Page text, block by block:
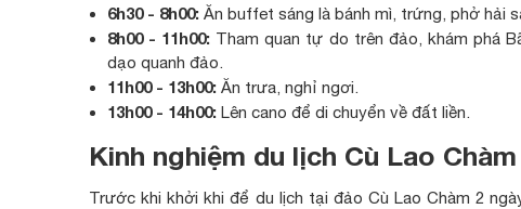
6h30 - 8h00: Ăn buffet sáng là bánh mì, trứng, phở hải
8h00 - 11h00: Tham quan tự do trên đảo, khám phá
dạo quanh đảo.
11h00 - 13h00: Ăn trưa, nghỉ ngơi.
13h00 - 14h00: Lên cano để di chuyển về đất liền.
Kinh nghiệm du lịch Cù Lao
Trước khi khởi khi để du lịch tại đảo Cù Lao Chàm 2